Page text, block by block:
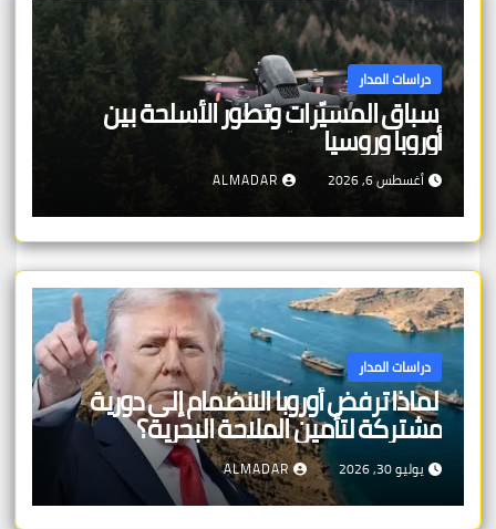
دراسات المدار
سباق المسيّرات وتطور الأسلحة بين
أوروبا وروسيا
أغسطس 6, 2026 ALMADAR
دراسات المدار
لماذا ترفض أوروبا الانضمام إلى دورية
مشتركة لتأمين الملاحة البحرية؟
يوليو 30, 2026 ALMADAR